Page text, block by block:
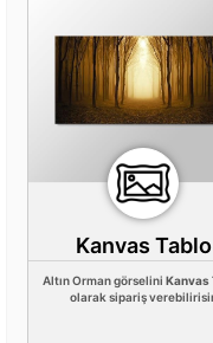
Kanvas Tablo
Altın Orman görselini Kanvas
olarak sipariş